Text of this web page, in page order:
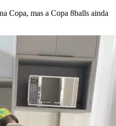
Copa, mas a Copa 8balls ainda